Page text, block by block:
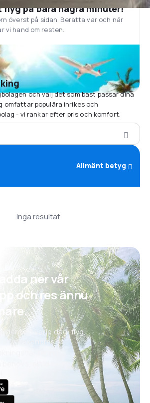
flyg på bara några minuter!
överst på sidan. Berätta var och när
vi hand om resten.
och välj det som bäst passar dina
omfattar populära inrikes och
- vi rankar efter pris och komfort.
Allmänt betyg
Inga resultat
ner vår
och res ännu
varje dag: flyg,
weekendresor